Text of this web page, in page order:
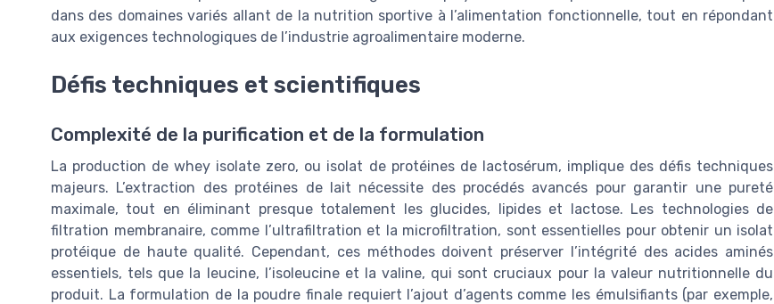
dans des domaines variés allant de la nutrition sportive à l’alimentation fonctionnelle, tout en répondant
aux exigences technologiques de l’industrie agroalimentaire moderne.
Défis techniques et scientifiques
Complexité de la purification et de la formulation
La production de whey isolate zero, ou isolat de protéines de lactosérum, implique des défis techniques
majeurs. L’extraction des protéines de lait nécessite des procédés avancés pour garantir une pureté
maximale, tout en éliminant presque totalement les glucides, lipides et lactose. Les technologies de
filtration membranaire, comme l’ultrafiltration et la microfiltration, sont essentielles pour obtenir un isolat
protéique de haute qualité. Cependant, ces méthodes doivent préserver l’intégrité des acides aminés
essentiels, tels que la leucine, l’isoleucine et la valine, qui sont cruciaux pour la valeur nutritionnelle du
produit. La formulation de la poudre finale requiert l’ajout d’agents comme les émulsifiants (par exemple,